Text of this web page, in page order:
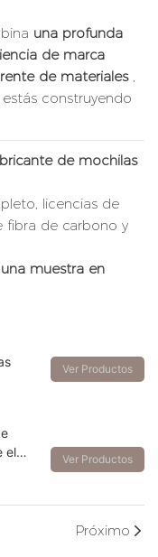
una profunda
de marca
de materiales,
construyendo
de mochilas
licencias de
fibra de carbono y
muestra en
Ver Productos
el
Ver Productos
Próximo